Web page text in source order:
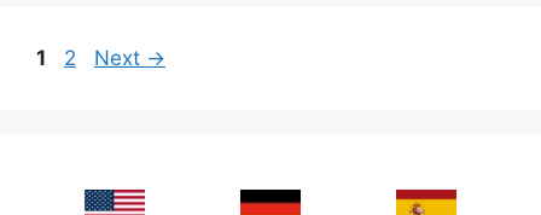
Page
1 Page
2 Next →